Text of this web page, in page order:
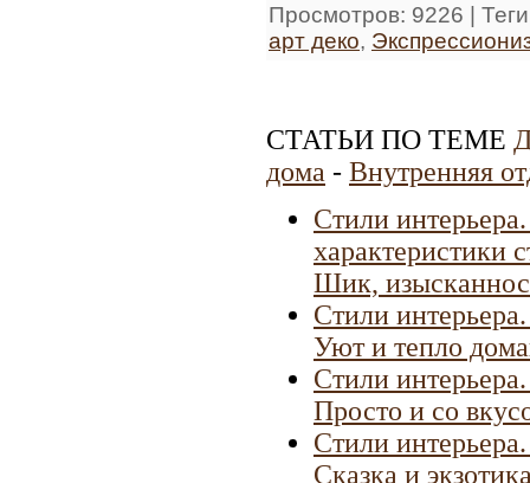
Просмотров: 9226 | Теги
арт деко,
СТАТЬИ ПО ТЕМЕ
дома - Внутренняя
Стили
характеристики
Шик,
Стили
Уют и тепло
Стили
Просто и со
Стили
Сказка и